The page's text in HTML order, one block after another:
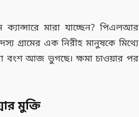
মারা যাচ্ছেন? পিএলআর
গ্রামের এক নিরীহ মানুষকে মিথ্যে
বংশ আজ ভুগছে। ক্ষমা চাওয়ার পর
মুক্তি